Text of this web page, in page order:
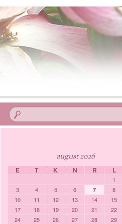
august 2026
E T K N R L
1
3
4 5 6 7 8
10
11 12 13 14 15
17
18 19 20 21 22
24
25 26 27 28 29